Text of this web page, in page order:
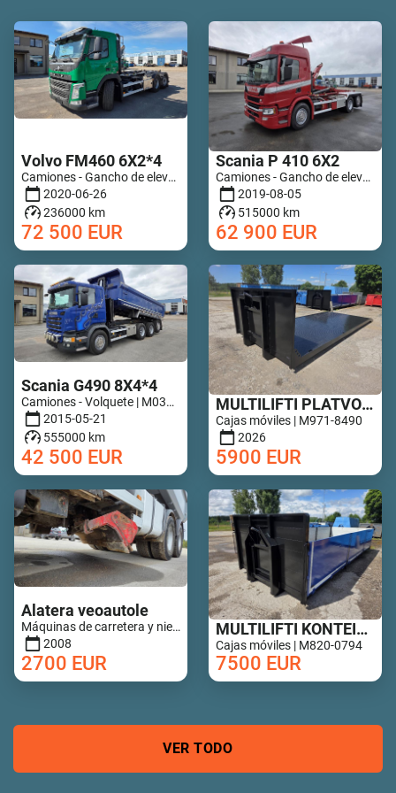
Volvo FM460 6X2*4
Camiones - Gancho de elevación | M325-4029
2020-06-26
236000 km
72 500 EUR
Scania P 410 6X2
Camiones - Gancho de elevación | M971-4818
2019-08-05
515000 km
62 900 EUR
Scania G490 8X4*4
Camiones - Volquete | M036-5100
2015-05-21
555000 km
42 500 EUR
MULTILIFTI PLATVORM 6,8M UUS!
Cajas móviles | M971-8490
2026
5900 EUR
Alatera veoautole
Máquinas de carretera y nieve - Arrastre de carretera | M852-0649
2008
2700 EUR
MULTILIFTI KONTEINER ALUMIINIUM PORTEDEGA
Cajas móviles | M820-0794
7500 EUR
VER TODO